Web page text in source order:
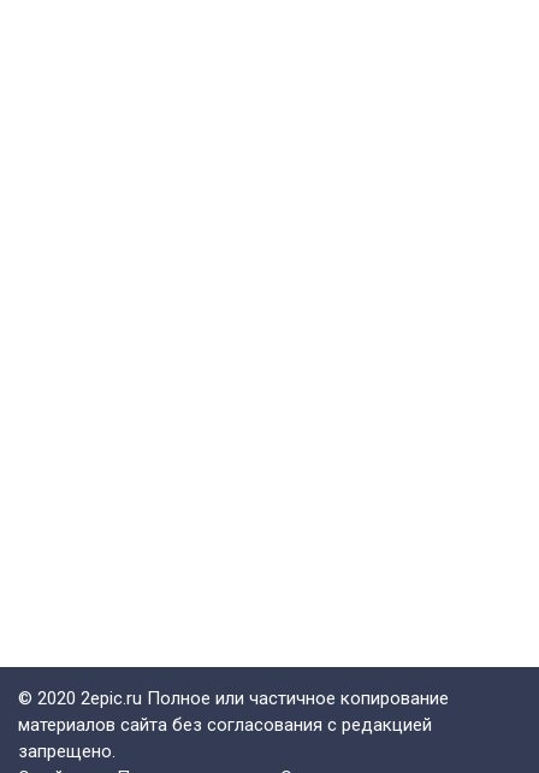
© 2020 2epic.ru Полное или частичное копирование
материалов сайта без согласования с редакцией
запрещено.